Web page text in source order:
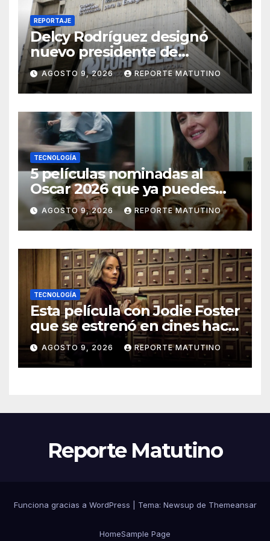
REPORTAJE
Delcy Rodríguez designó
nuevo presidente de
Corpoelec y viceministro
eléctrico para ‘la
recuperación del servicio’
AGOSTO 9, 2026 REPORTE MATUTINO
TECNOLOGÍA
5 películas nominadas al
Oscar 2026 que ya puedes
ver en streaming
AGOSTO 9, 2026 REPORTE MATUTINO
TECNOLOGÍA
Esta película con Jodie Foster
que se estrenó en cines hace
poco ya está en Movistar+
AGOSTO 9, 2026 REPORTE MATUTINO
Reporte Matutino
Funciona gracias a WordPress Tema: Newsup de Themeansar
HomeSample Page